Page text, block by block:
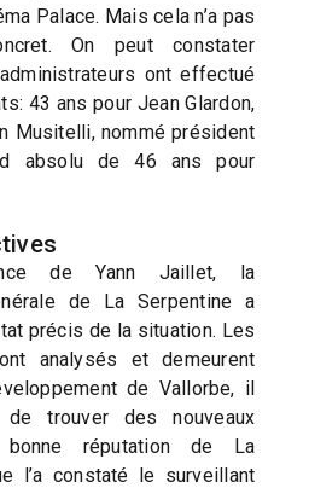
Palace. Mais cela n’a pas
On peut constater
ont effectué
43 ans pour Jean Glardon,
Musitelli, nommé président
absolu de 46 ans pour
de Yann Jaillet, la
de La Serpentine a
précis de la situation. Les
analysés et demeurent
de Vallorbe, il
trouver des nouveaux
réputation de La
l’a constaté le surveillant